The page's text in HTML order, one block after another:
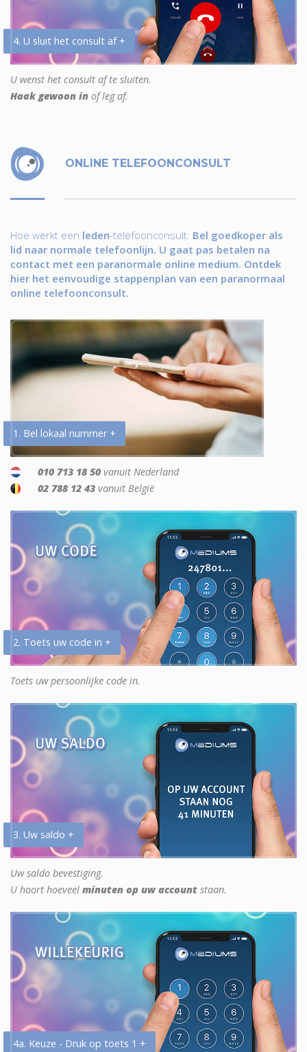
4. U sluit het consult af +
U wenst het consult af te sluiten.
Haak gewoon in of leg af.
ONLINE TELEFOONCONSULT
Hoe werkt een leden-telefoonconsult. Bel goedkoper als
lid naar normale telefoonlijn. U gaat pas betalen na
contact met een paranormale online medium. Ontdek
hier het eenvoudige stappenplan van een paranormaal
online telefoonconsult.
1. Bel lokaal nummer +
010 713 18 50 vanuit Nederland
02 788 12 43 vanuit België
2. Toets uw code in +
Toets uw persoonlijke code in.
3. Uw saldo +
Uw saldo bevestiging.
U hoort hoeveel minuten op uw account staan.
4a. Keuze - Druk op toets 1 +